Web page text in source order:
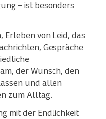
– ist besonders
Erleben von Leid, das
Gespräche
der Wunsch, den
und allen
zum Alltag.
mit der Endlichkeit